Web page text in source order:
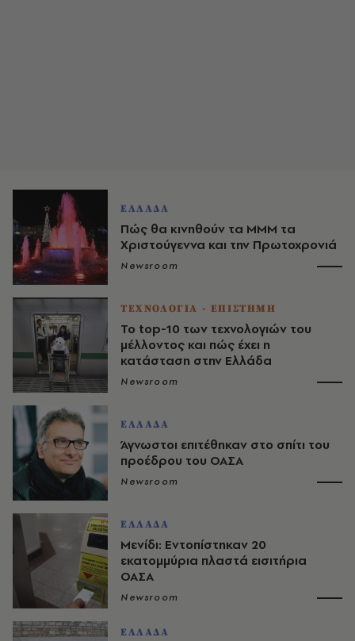
ΕΛΛΑΔΑ
Πώς θα κινηθούν τα ΜΜΜ τα
Χριστούγεννα και την Πρωτοχρονιά
Newsroom
ΤΕΧΝΟΛΟΓΙΑ - ΕΠΙΣΤΗΜΗ
Το top-10 των τεχνολογιών του
μέλλοντος και πώς έχει η
κατάσταση στην Ελλάδα
Newsroom
ΕΛΛΑΔΑ
Άγνωστοι επιτέθηκαν στο σπίτι του
προέδρου του ΟΑΣΑ
Newsroom
ΕΛΛΑΔΑ
Μενίδι: Εντοπίστηκαν 20
εκατομμύρια πλαστά εισιτήρια
ΟΑΣΑ
Newsroom
ΕΛΛΑΔΑ